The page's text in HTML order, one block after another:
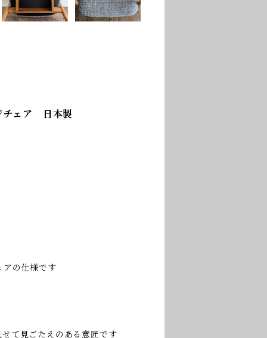
チェア 日本製
アの仕様です
て見ごたえのある意匠です